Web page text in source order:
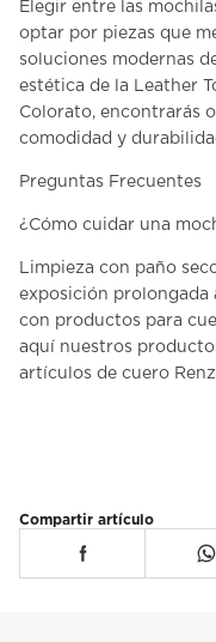
Elegir entre las
optar por piezas que
soluciones modernas
estética de la Leather
Colorato, encontrarás
comodidad y
Preguntas Frecuentes
¿Cómo cuidar una
Limpieza con paño
exposición prolongada
con productos para
aquí nuestros
artículos de cuero
Compartir artículo